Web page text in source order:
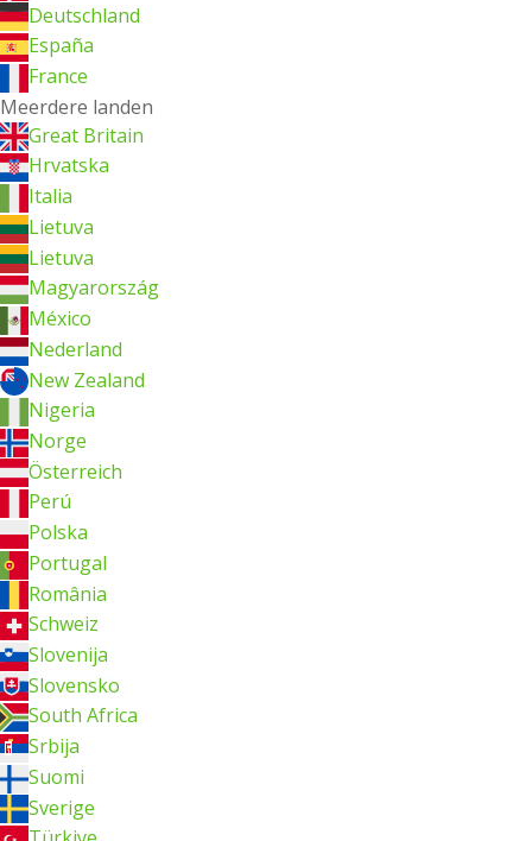
Deutschland
España
France
Meerdere landen
Great Britain
Hrvatska
Italia
Lietuva
Lietuva
Magyarország
México
Nederland
New Zealand
Nigeria
Norge
Österreich
Perú
Polska
Portugal
România
Schweiz
Slovenija
Slovensko
South Africa
Srbija
Suomi
Sverige